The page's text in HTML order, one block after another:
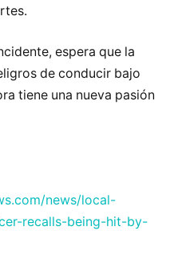
espera que la
de conducir bajo
tiene una nueva pasión
news/local-
recalls-being-hit-by-